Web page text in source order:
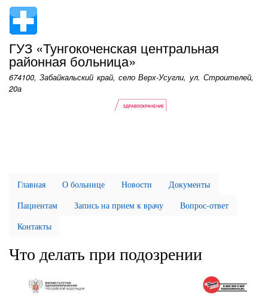
содержанию
ГУЗ «Тунгокоченская центральная
районная больница»
674100, Забайкальский край, село Верх-Усугли, ул. Строителей,
20а
Главная О больнице Новости
Документы
Пациентам
Запись на прием к врачу
Вопрос-ответ
Контакты
Что делать при подозрении